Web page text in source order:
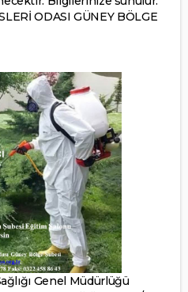
ODASI GÜNEY BÖLGE
Genel Müdürlüğü